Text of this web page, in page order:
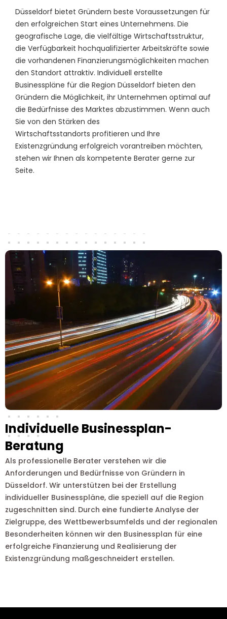
Düsseldorf bietet Gründern beste Voraussetzungen für
den erfolgreichen Start eines Unternehmens. Die
geografische Lage, die vielfältige Wirtschaftsstruktur,
die Verfügbarkeit hochqualifizierter Arbeitskräfte sowie
die vorhandenen Finanzierungsmöglichkeiten machen
den Standort attraktiv. Individuell erstellte
Businesspläne für die Region Düsseldorf bieten den
Gründern die Möglichkeit, ihr Unternehmen optimal auf
die Bedürfnisse des Marktes abzustimmen. Wenn auch
Sie von den Stärken des
Wirtschaftsstandorts profitieren und Ihre
Existenzgründung erfolgreich vorantreiben möchten,
stehen wir Ihnen als kompetente Berater gerne zur
Seite.
Individuelle Businessplan-
Beratung
Als professionelle Berater verstehen wir die
Anforderungen und Bedürfnisse von Gründern in
Düsseldorf. Wir unterstützen bei der Erstellung
individueller Businesspläne, die speziell auf die Region
zugeschnitten sind. Durch eine fundierte Analyse der
Zielgruppe, des Wettbewerbsumfelds und der regionalen
Besonderheiten können wir den Businessplan für eine
erfolgreiche Finanzierung und Realisierung der
Existenzgründung maßgeschneidert erstellen.